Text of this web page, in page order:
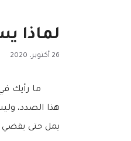
لماذا
26 أكتوبر، 2020
ما رأيك
هذا الصدد،
يمل حتى يقضي